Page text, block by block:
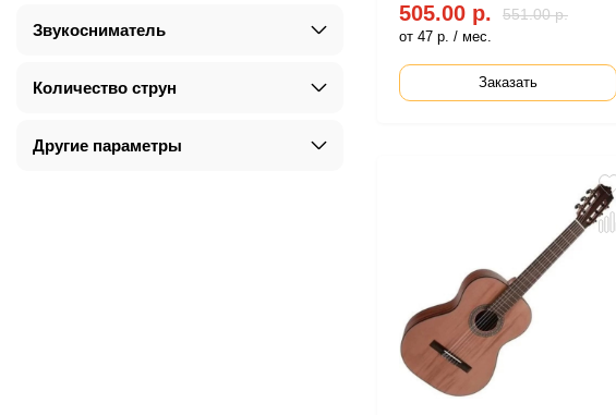
Звукосниматель
Количество струн
Другие параметры
505.00 р. 551.00 р.
от 47 р. / мес.
Заказать